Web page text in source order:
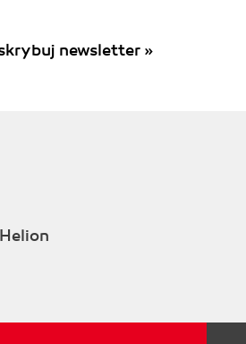
newsletter »